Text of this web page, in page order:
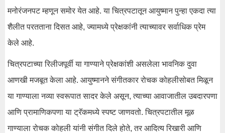
मनोरंजनपट म्हणून समोर येत आहे. या चित्रपटातून आयुष्मान पुन्हा एकदा त्या
शैलीत परतताना दिसत आहे, ज्यामध्ये प्रेक्षकांनी त्याच्यावर सर्वाधिक प्रेम
केले आहे.
चित्रपटाच्या रिलीजपूर्वी या गाण्याने प्रेक्षकांशी असलेला भावनिक दुवा
आणखी मजबूत केला आहे. आयुष्मानने संगीतकार रोचक कोहलीसोबत मिळून
या गाण्याला नव्या स्वरूपात सादर केले असून, त्याच्या आवाजातील उबदारपणा
आणि प्रामाणिकपणा या ट्रॅकमध्ये स्पष्ट जाणवतो. चित्रपटातील मूळ
गाण्याला रोचक कोहली यांनी संगीत दिले होते, तर आदित्य रिखारी आणि